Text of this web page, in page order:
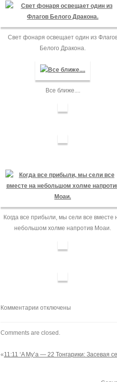
Свет фонаря освещает один из
Белого Дракона.
Все ближе....
Когда все прибыли, мы сели все вместе
небольшом холме напротив Моаи.
Комментарии к
11:11
Mу’a
отключены
Comments are closed.
«11:11 ‘A Mу’a — 22 Тонгарики: Засевая